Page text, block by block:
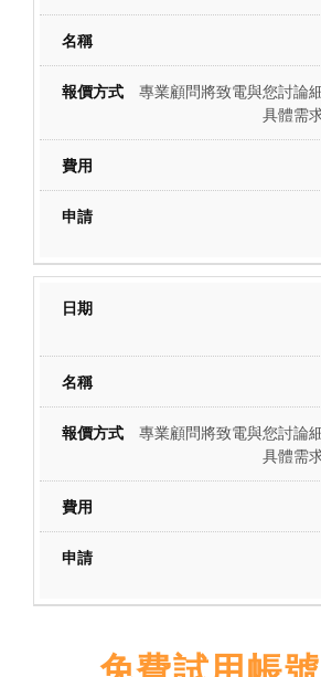
專業顧問將致電與您討論
具體需
專業顧問將致電與您討論
具體需